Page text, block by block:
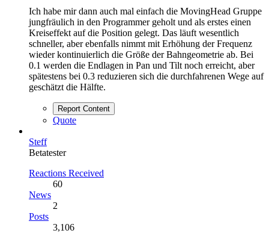
Ich habe mir dann auch mal einfach die MovingHead Gruppe
jungfräulich in den Programmer geholt und als erstes einen
Kreiseffekt auf die Position gelegt. Das läuft wesentlich
schneller, aber ebenfalls nimmt mit Erhöhung der Frequenz
wieder kontinuierlich die Größe der Bahngeometrie ab. Bei
0.1 werden die Endlagen in Pan und Tilt noch erreicht, aber
spätestens bei 0.3 reduzieren sich die durchfahrenen Wege auf
geschätzt die Hälfte.
Report Content
Quote
Steff
Betatester
Reactions Received
60
News
2
Posts
3,106